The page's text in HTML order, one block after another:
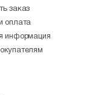
заказ
оплата
информация